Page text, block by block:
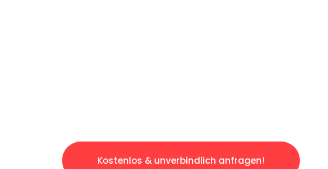
Kostenlos & unverbindlich anfragen!